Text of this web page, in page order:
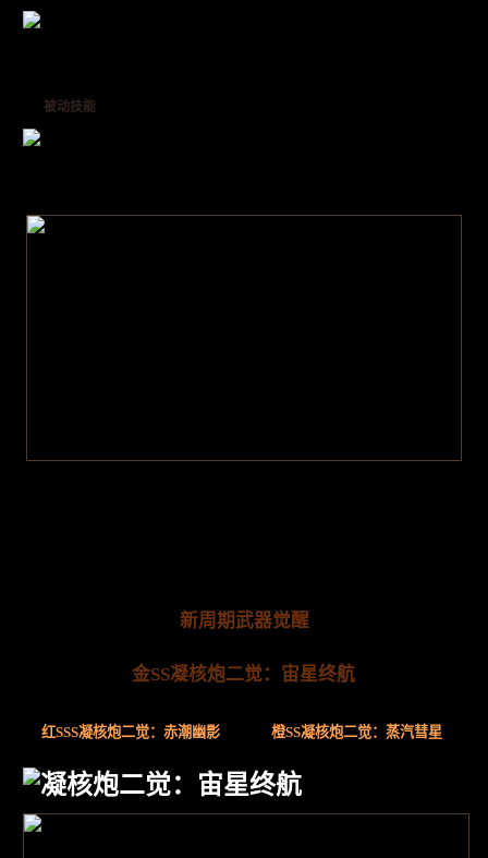
被动技能
新周期武器觉醒
金SS凝核炮二觉：宙星终航
红SSS凝核炮二觉：赤潮幽影 橙SS凝核炮二觉：蒸汽彗星
凝核炮二觉：宙星终航